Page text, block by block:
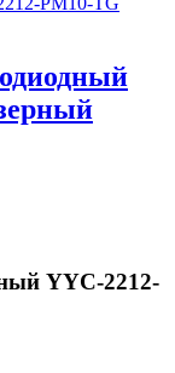
YYC-2212-